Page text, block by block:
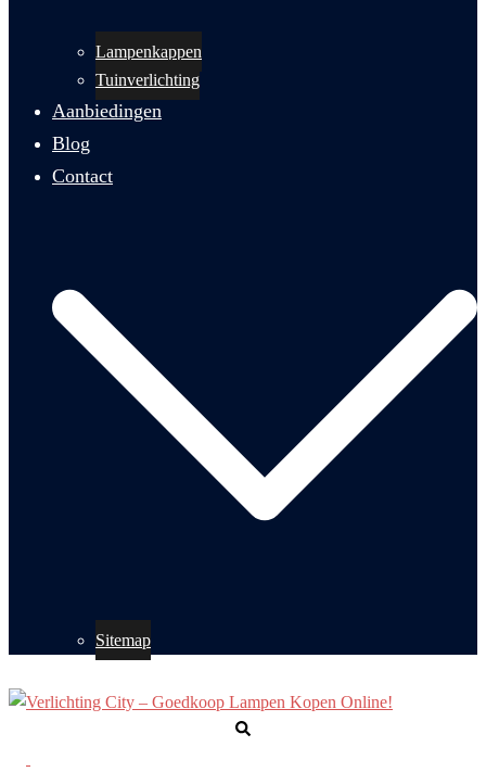
Lampenkappen
Tuinverlichting
Aanbiedingen
Blog
Contact
Sitemap